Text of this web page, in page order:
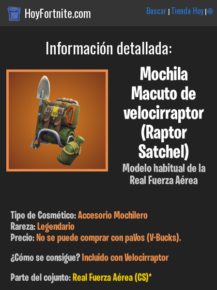
HoyFortnite.com Buscar |Tienda Hoy|🌐
Información detallada:
Mochila
Macuto de
velocirraptor
(Raptor
Satchel)
Modelo habitual de la
Real Fuerza Aérea
Tipo de Cosmético:Accesorio Mochilero
Rareza:Legendario
Precio:No se puede comprar con paVos (V-Bucks).
¿Cómo se consigue?Incluido con Velocirraptor
Parte del cojunto:Real Fuerza Aérea (CS)*